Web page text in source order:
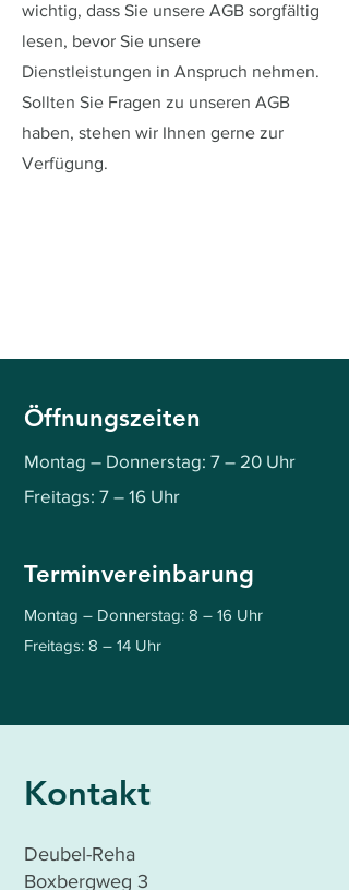
wichtig, dass Sie unsere AGB sorgfältig
lesen, bevor Sie unsere
Dienstleistungen in Anspruch nehmen.
Sollten Sie Fragen zu unseren AGB
haben, stehen wir Ihnen gerne zur
Verfügung.
Öffnungszeiten
Montag – Donnerstag: 7 – 20 Uhr
Freitags: 7 – 16 Uhr
Terminvereinbarung
Montag – Donnerstag: 8 – 16 Uhr
Freitags: 8 – 14 Uhr
Kontakt
Deubel-Reha
Boxbergweg 3